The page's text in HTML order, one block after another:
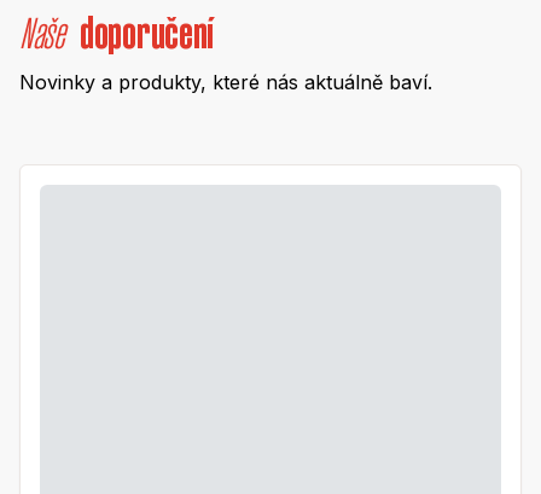
Naše doporučení
Novinky a produkty, které nás aktuálně baví.